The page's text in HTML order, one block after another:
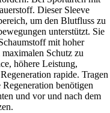
Dieser Sleeve
um den Blutfluss zu
unterstützt. Sie
mit hoher
Schutz zu
höhere Leistung,
rapide. Tragen
benötigen
und vor und nach dem